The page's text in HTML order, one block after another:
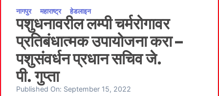
नागपुर महाराष्ट्र हेडलाइन
पशुधनावरील लम्पी चर्मरोगावर
प्रतिबंधात्मक उपायोजना करा –
पशुसंवर्धन प्रधान सचिव जे.
पी. गुप्ता
Published On: September 15, 2022